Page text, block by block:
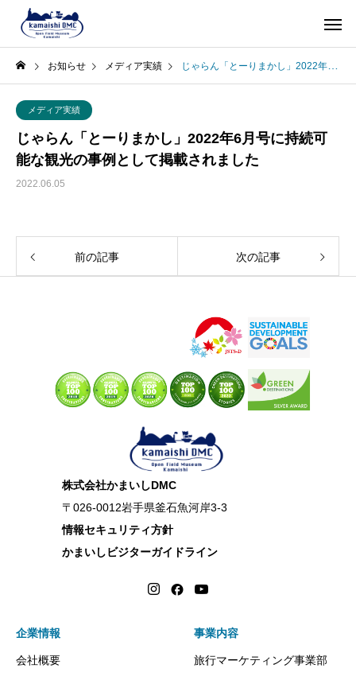
お知らせ メディア実績 じゃらん「とーりまかし」2022年6月号に持続可能な観光の事例として掲載されました
メディア実績
じゃらん「とーりまかし」2022年6月号に持続可
能な観光の事例として掲載されました
2022.06.05
前の記事 次の記事
株式会社かまいしDMC
〒026-0012岩手県釜石魚河岸3-3
情報セキュリティ方針
かまいしビジターガイドライン
企業情報
会社概要
事業内容
旅行マーケティング事業部